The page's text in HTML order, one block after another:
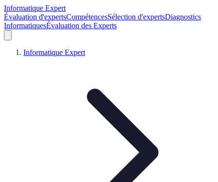
Informatique Expert
Évaluation d'expertsCompétencesSélection d'expertsDiagnostics
InformatiquesÉvaluation des Experts
Informatique Expert